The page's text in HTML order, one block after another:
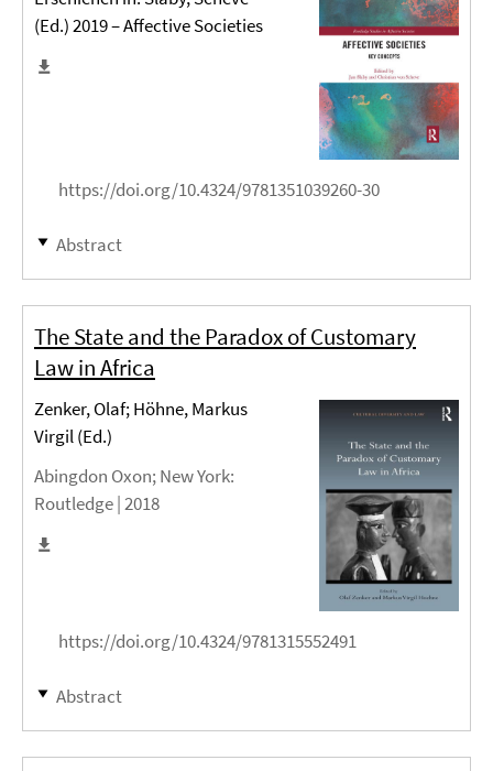
(Ed.) 2019 – Affective Societies
https://doi.org/10.4324/9781351039260-30
Abstract
The State and the Paradox of Customary
Law in Africa
Zenker, Olaf; Höhne, Markus
Virgil (Ed.)
Abingdon Oxon; New York:
Routledge |2018
https://doi.org/10.4324/9781315552491
Abstract